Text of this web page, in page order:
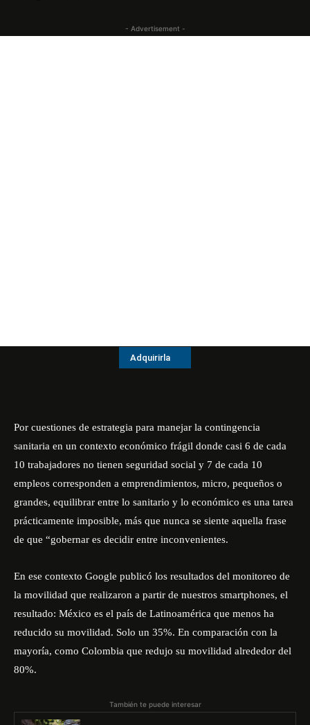
- Advertisement -
Adquirirla
Por cuestiones de estrategia para manejar la contingencia
sanitaria en un contexto económico frágil donde casi 6 de cada
10 trabajadores no tienen seguridad social y 7 de cada 10
empleos corresponden a emprendimientos, micro, pequeños o
grandes, equilibrar entre lo sanitario y lo económico es una tarea
prácticamente imposible, más que nunca se siente aquella frase
de que “gobernar es decidir entre inconvenientes.
En ese contexto Google publicó los resultados del monitoreo de
la movilidad que realizaron a partir de nuestros smartphones, el
resultado: México es el país de Latinoamérica que menos ha
reducido su movilidad. Solo un 35%. En comparación con la
mayoría, como Colombia que redujo su movilidad alrededor del
80%.
También te puede interesar